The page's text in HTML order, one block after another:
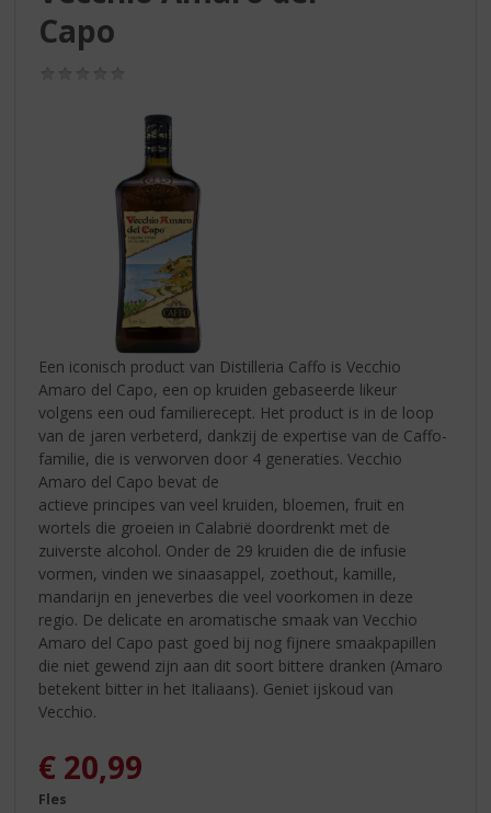
Capo
Een iconisch product van Distilleria Caffo is Vecchio
Amaro del Capo, een op kruiden gebaseerde likeur
volgens een oud familierecept. Het product is in de loop
van de jaren verbeterd, dankzij de expertise van de Caffo-
familie, die is verworven door 4 generaties. Vecchio
Amaro del Capo bevat de
actieve principes van veel kruiden, bloemen, fruit en
wortels die groeien in Calabrië doordrenkt met de
zuiverste alcohol. Onder de 29 kruiden die de infusie
vormen, vinden we sinaasappel, zoethout, kamille,
mandarijn en jeneverbes die veel voorkomen in deze
regio. De delicate en aromatische smaak van Vecchio
Amaro del Capo past goed bij nog fijnere smaakpapillen
die niet gewend zijn aan dit soort bittere dranken (Amaro
betekent bitter in het Italiaans). Geniet ijskoud van
Vecchio.
€ 20,99
Fles